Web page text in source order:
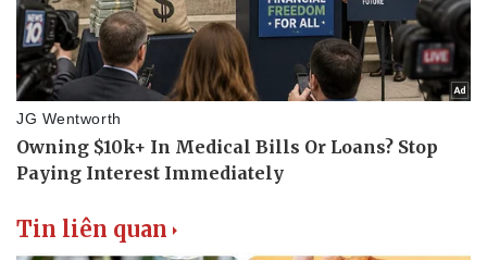
Lịch thi đấu bóng đá
Thế giới thể thao
eSports
Hậu trường
Xe máy
Tư vấn
Tin liên quan